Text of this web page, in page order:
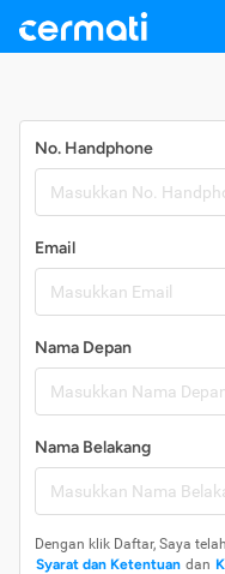
No. Handphone
Email
Nama Depan
Nama Belakang
Dengan klik Daftar, Saya
Syarat dan Ketentuan dan